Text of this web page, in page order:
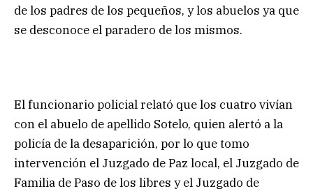
de los padres de los pequeños, y los abuelos ya que
se desconoce el paradero de los mismos.
El funcionario policial relató que los cuatro vivían
con el abuelo de apellido Sotelo, quien alertó a la
policía de la desaparición, por lo que tomo
intervención el Juzgado de Paz local, el Juzgado de
Familia de Paso de los libres y el Juzgado de